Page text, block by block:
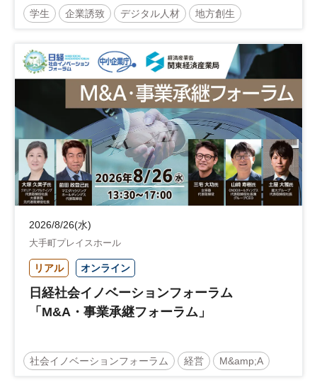
学生 企業誘致 デジタル人材 地方創生
地域活性化 自治体
2026/8/26(水)
大手町プレイスホール
リアル オンライン
日経社会イノベーションフォーラム
「M&A・事業承継フォーラム」
社会イノベーションフォーラム 経営 M&amp;A